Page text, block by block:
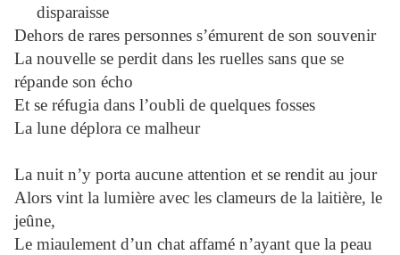
disparaisse
Dehors de rares personnes s’émurent de son souvenir
La nouvelle se perdit dans les ruelles sans que se
répande son écho
Et se réfugia dans l’oubli de quelques fosses
La lune déplora ce malheur
La nuit n’y porta aucune attention et se rendit au jour
Alors vint la lumière avec les clameurs de la laitière, le
jeûne,
Le miaulement d’un chat affamé n’ayant que la peau